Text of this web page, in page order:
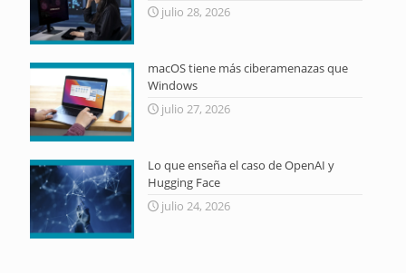
julio 28, 2026
macOS tiene más ciberamenazas que
Windows
julio 27, 2026
Lo que enseña el caso de OpenAI y
Hugging Face
julio 24, 2026